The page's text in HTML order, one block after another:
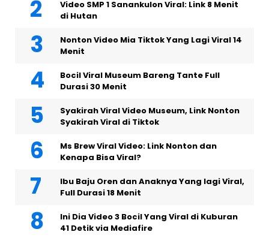
Video SMP 1 Sanankulon Viral: Link 8 Menit
di Hutan
Nonton Video Mia Tiktok Yang Lagi Viral 14
Menit
Bocil Viral Museum Bareng Tante Full
Durasi 30 Menit
Syakirah Viral Video Museum, Link Nonton
Syakirah Viral di Tiktok
Ms Brew Viral Video: Link Nonton dan
Kenapa Bisa Viral?
Ibu Baju Oren dan Anaknya Yang lagi Viral,
Full Durasi 18 Menit
Ini Dia Video 3 Bocil Yang Viral di Kuburan
41 Detik via Mediafire